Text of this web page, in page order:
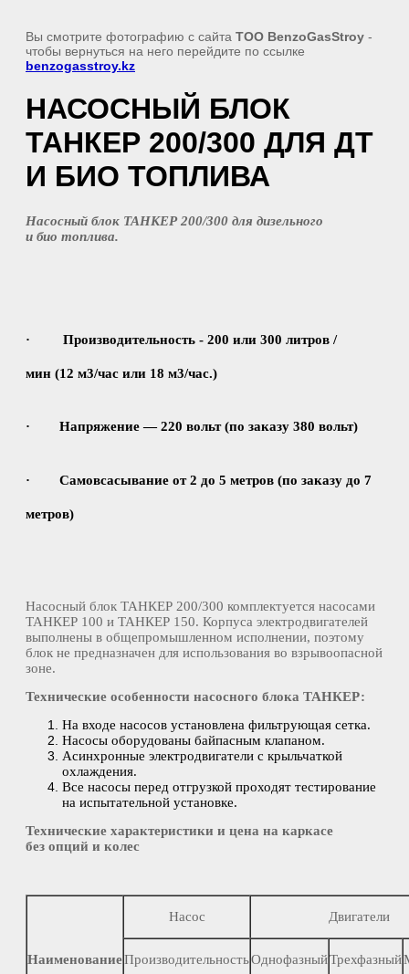
Вы смотрите фотографию с сайта TOO BenzoGasStroy -
чтобы вернуться на него перейдите по ссылке
benzogasstroy.kz
НАСОСНЫЙ БЛОК
ТАНКЕР 200/300 ДЛЯ ДТ
И БИО ТОПЛИВА
Насосный блок ТАНКЕР 200/300 для дизельного
и био топлива.
· Производительность - 200 или 300 литров /
мин (12 м3/час или 18 м3/час.)
· Напряжение — 220 вольт (по заказу 380 вольт)
· Самовсасывание от 2 до 5 метров (по заказу до 7
метров)
Насосный блок ТАНКЕР 200/300 комплектуется насосами
ТАНКЕР 100 и ТАНКЕР 150. Корпуса электродвигателей
выполнены в общепромышленном исполнении, поэтому
блок не предназначен для использования во взрывоопасной
зоне.
Технические особенности насосного блока ТАНКЕР:
На входе насосов установлена фильтрующая сетка.
Насосы оборудованы байпасным клапаном.
Асинхронные электродвигатели с крыльчаткой
охлаждения.
Все насосы перед отгрузкой проходят тестирование
на испытательной установке.
Технические характеристики и цена на каркасе
без опций и колес
Наименование
Насос Двигатели
ПроизводительностьОднофазныйТрехфазный